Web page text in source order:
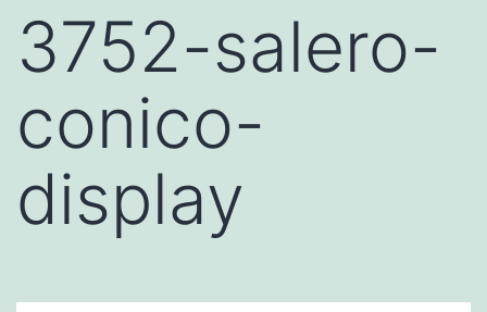
3752-salero-
conico-
display